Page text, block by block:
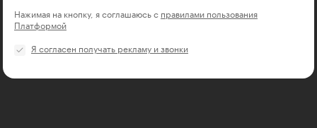
Нажимая на кнопку, я соглашаюсь с правилами пользования
Платформой
Я согласен получать рекламу и звонки